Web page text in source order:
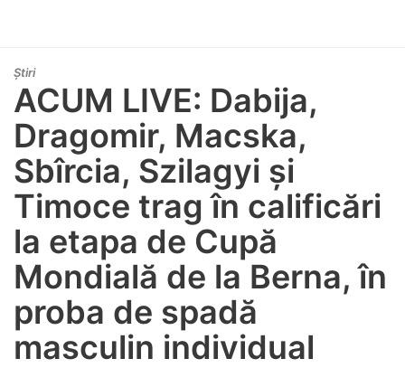
Știri
ACUM LIVE: Dabija,
Dragomir, Macska,
Sbîrcia, Szilagyi și
Timoce trag în calificări
la etapa de Cupă
Mondială de la Berna, în
proba de spadă
masculin individual